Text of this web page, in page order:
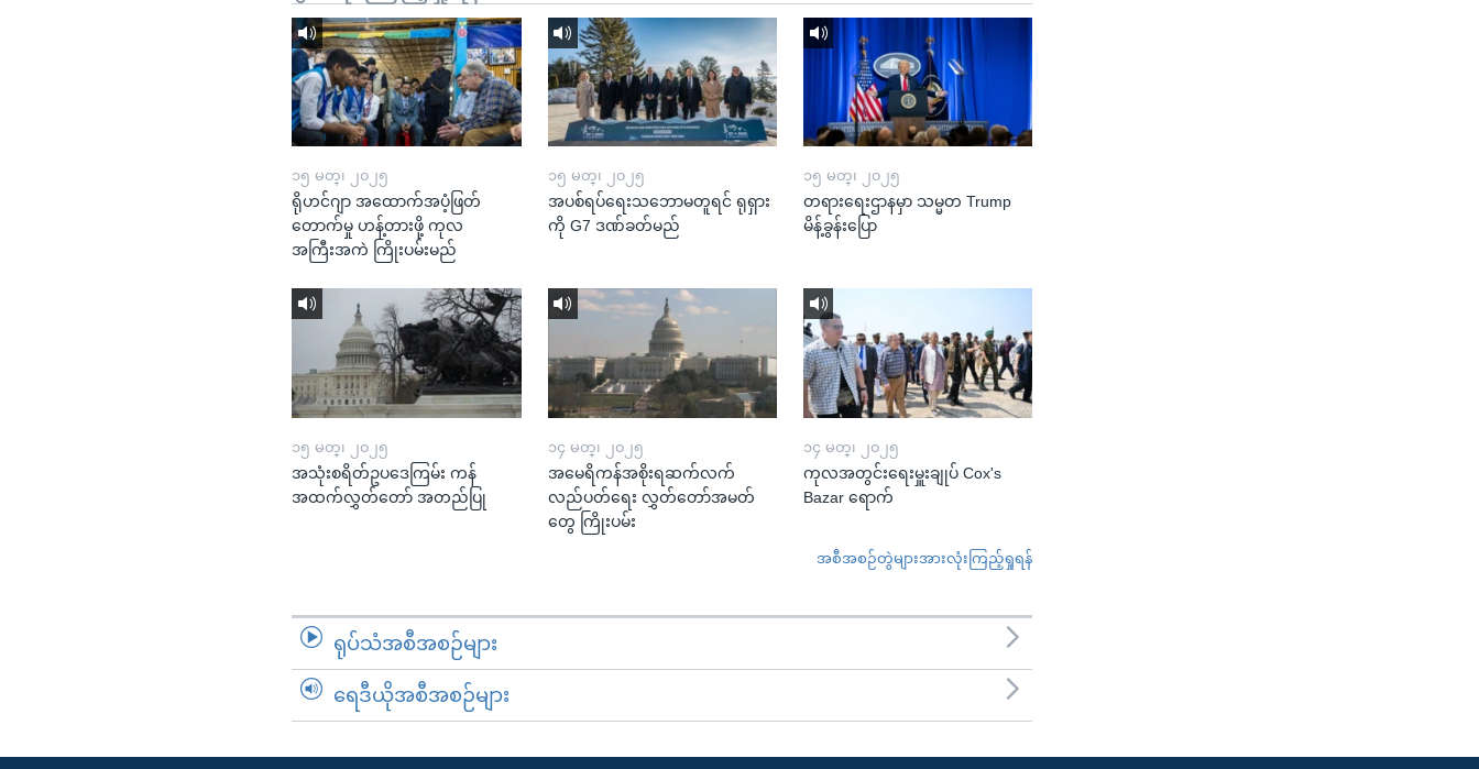
၁၅ မတ္၊ ၂၀၂၅
ရိုဟင်ဂျာ အထောက်အပံ့ဖြတ်
တောက်မှု ဟန့်တားဖို့ ကုလ
အကြီးအကဲ ကြိုးပမ်းမည်
၁၅ မတ္၊ ၂၀၂၅
အပစ်ရပ်ရေးသဘောမတူရင် ရုရှား
ကို G7 ဒဏ်ခတ်မည်
၁၅ မတ္၊ ၂၀၂၅
တရားရေးဌာနမှာ သမ္မတ Trump
မိန့်ခွန်းပြော
၁၅ မတ္၊ ၂၀၂၅
အသုံးစရိတ်ဥပဒေကြမ်း ကန်
အထက်လွှတ်တော် အတည်ပြု
၁၄ မတ္၊ ၂၀၂၅
အမေရိကန်အစိုးရဆက်လက်
လည်ပတ်ရေး လွှတ်တော်အမတ်
တွေ ကြိုးပမ်း
၁၄ မတ္၊ ၂၀၂၅
ကုလအတွင်းရေးမှူးချုပ် Cox's
Bazar ရောက်
အစီအစဉ်တွဲများအားလုံးကြည့်ရှုရန်
ရုပ်သံအစီအစဉ်များ
ရေဒီယိုအစီအစဉ်များ